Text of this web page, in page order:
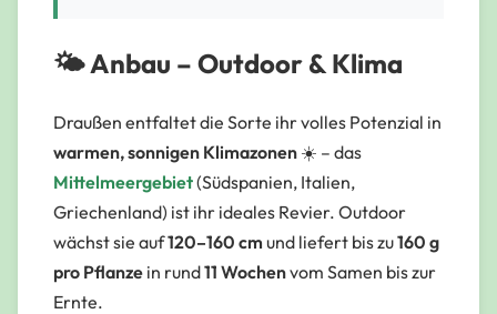
🌤️ Anbau – Outdoor & Klima
Draußen entfaltet die Sorte ihr volles Potenzial in
warmen, sonnigen Klimazonen ☀️ – das
Mittelmeergebiet(Südspanien, Italien,
Griechenland) ist ihr ideales Revier. Outdoor
wächst sie auf120–160 cm und liefert bis zu160 g
pro Pflanze in rund11 Wochenvom Samen bis zur
Ernte.